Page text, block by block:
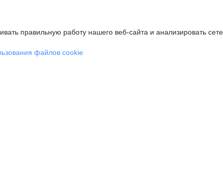
правильную работу нашего веб-сайта и анализировать
файлов cookie